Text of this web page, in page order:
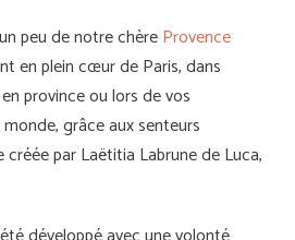
peu de notre chèreProvence
en plein cœur de Paris, dans
province ou lors de vos
grâce aux senteurs
par Laëtitia Labrune de Luca,